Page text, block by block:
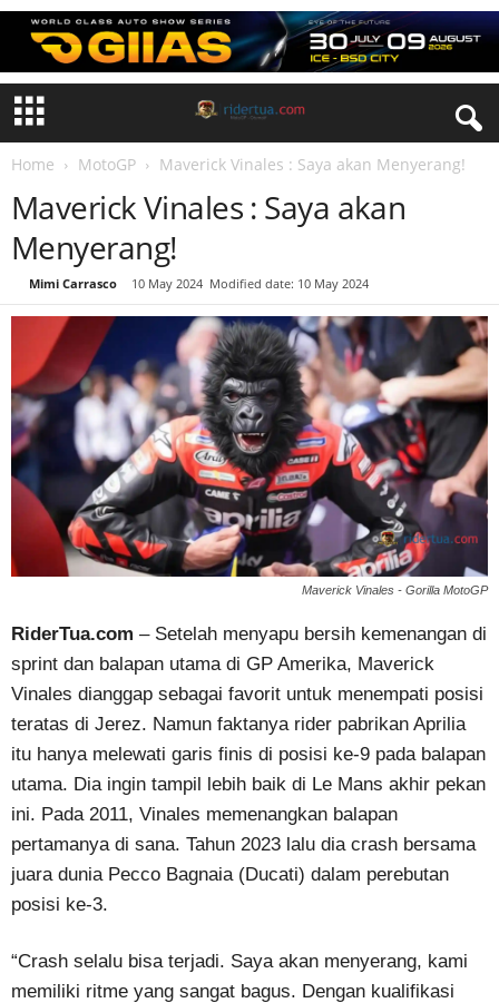
Home MotoGP Maverick Vinales : Saya akan Menyerang!
Maverick Vinales : Saya akan
Menyerang!
Mimi Carrasco 10 May 2024 Modified date: 10 May 2024
Maverick Vinales - Gorilla MotoGP
RiderTua.com – Setelah menyapu bersih kemenangan di
sprint dan balapan utama di GP Amerika, Maverick
Vinales dianggap sebagai favorit untuk menempati posisi
teratas di Jerez. Namun faktanya rider pabrikan Aprilia
itu hanya melewati garis finis di posisi ke-9 pada balapan
utama. Dia ingin tampil lebih baik di Le Mans akhir pekan
ini. Pada 2011, Vinales memenangkan balapan
pertamanya di sana. Tahun 2023 lalu dia crash bersama
juara dunia Pecco Bagnaia (Ducati) dalam perebutan
posisi ke-3.
“Crash selalu bisa terjadi. Saya akan menyerang, kami
memiliki ritme yang sangat bagus. Dengan kualifikasi